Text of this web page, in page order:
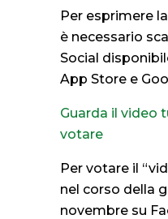
Per esprimere
è necessario
Social
App Store e
Guarda il video
votare
Per votare il
nel corso della
novembre su